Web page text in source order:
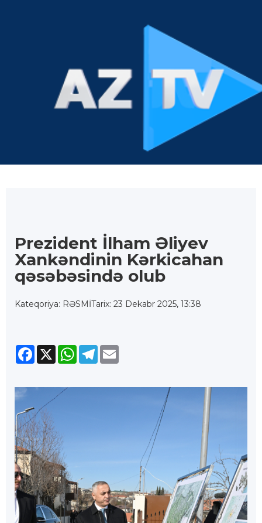
Prezident İlham Əliyev
Xankəndinin Kərkicahan
qəsəbəsində olub
Kateqoriya: RƏSMİTarix: 23 Dekabr 2025, 13:38
Facebook
X WhatsApp
Telegram